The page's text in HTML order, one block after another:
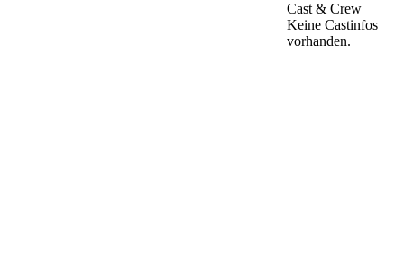
Cast & Crew
Keine Castinfos
vorhanden.